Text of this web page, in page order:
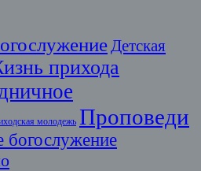
Детская
прихода
молодежь Проповеди
богослужение